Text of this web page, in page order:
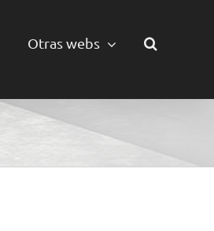
Otras webs